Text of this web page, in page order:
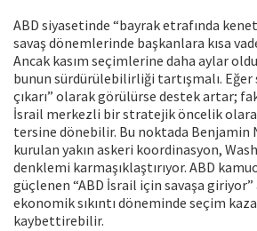
ABD siyasetinde “bayrak etrafında
savaş dönemlerinde başkanlara kısa
Ancak kasım seçimlerine daha aylar
bunun sürdürülebilirliği tartışmalı. Eğer
çıkarı” olarak görülürse destek artar;
İsrail merkezli bir stratejik öncelik
tersine dönebilir. Bu noktada Benjamin
kurulan yakın askeri koordinasyon,
denklemi karmaşıklaştırıyor. ABD
güçlenen “ABD İsrail için savaşa giriyor”
ekonomik sıkıntı döneminde seçim
kaybettirebilir.